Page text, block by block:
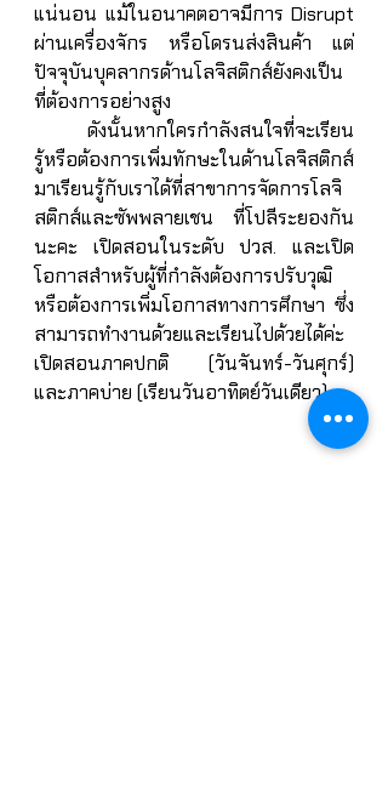
แน่นอน แม้ในอนาคตอาจมีการ Disrupt
ผ่านเครื่องจักร หรือโดรนส่งสินค้า แต่
ปัจจุบันบุคลากรด้านโลจิสติกส์ยังคงเป็น
ที่ต้องการอย่างสูง
รู้หรือต้องการเพิ่มทักษะในด้านโลจิสติกส์
มาเรียนรู้กับเราได้ที่สาขาการจัดการโลจิ
สติกส์และซัพพลายเชน ที่โปลีระยองกัน
นะคะ เปิดสอนในระดับ ปวส. และเปิด
โอกาสสำหรับผู้ที่กำลังต้องการปรับวุฒิ
หรือต้องการเพิ่มโอกาสทางการศึกษา ซึ่ง
สามารถทำงานด้วยและเรียนไปด้วยได้ค่ะ
เปิดสอนภาคปกติ (วันจันทร์-วันศุกร์)
และภาคบ่าย (เรียนวันอาทิตย์วันเดียว)